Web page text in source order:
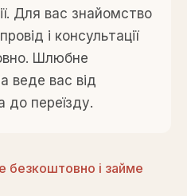
Для вас знайомство
і консультації
Шлюбне
веде вас від
до переїзду.
безкоштовно і займе